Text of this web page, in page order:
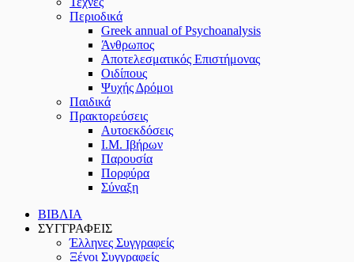
Περιοδικά
Greek annual of Psychoanalysis
Άνθρωπος
Αποτελεσματικός Επιστήμονας
Οιδίπους
Ψυχής Δρόμοι
Παιδικά
Πρακτoρεύσεις
Αυτοεκδόσεις
Ι.Μ. Ιβήρων
Παρουσία
Πορφύρα
Σύναξη
ΒΙΒΛΙΑ
ΣΥΓΓΡΑΦΕΙΣ
Έλληνες Συγγραφείς
Ξένοι Συγγραφείς